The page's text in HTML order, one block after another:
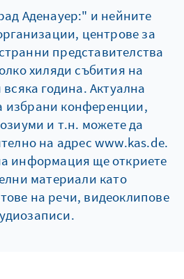
Аденауер:" и нейните
центрове за
представителства
хиляди събития на
година. Актуална
избрани конференции,
и т.н. можете да
на адрес www.kas.de.
информация ще откриете
материали като
на речи, видеоклипове